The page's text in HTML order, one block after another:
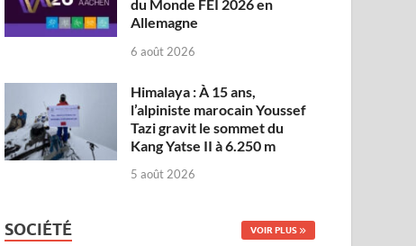
du Monde FEI 2026 en
Allemagne
6 août 2026
Himalaya : À 15 ans,
l’alpiniste marocain Youssef
Tazi gravit le sommet du
Kang Yatse II à 6.250 m
5 août 2026
SOCIÉTÉ VOIR PLUS